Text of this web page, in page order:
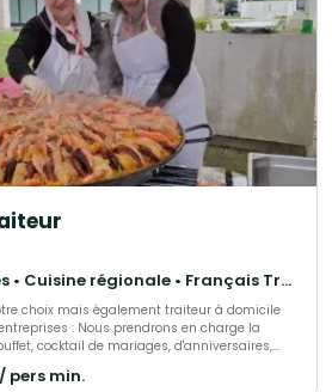
Barbecue et grillades • Cuisine régionale • Français Traditionnel
choix mais également traiteur à domicile
en charge la
cocktail de mariages, d'anniversaires,
une livraison de votre met à domicile, sur
choix. Nous sélectionnons nos produits
pers min.